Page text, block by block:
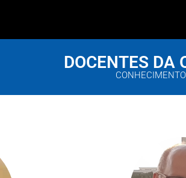
DOCENTES DA